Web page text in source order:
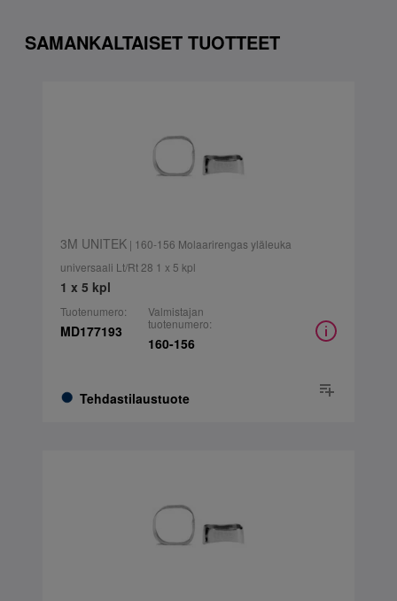
SAMANKALTAISET TUOTTEET
3M UNITEK| 160-156 Molaarirengas yläleuka
universaali Lt/Rt 28 1 x 5 kpl
1 x 5 kpl
Tuotenumero:
MD177193
Tehdastilaustuote
Valmistajan
tuotenumero:
160-156